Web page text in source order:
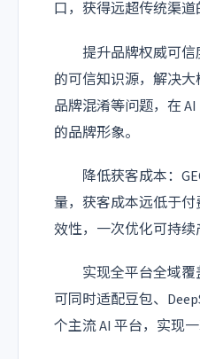
口，获得远超传统渠道
提升品牌权威可信
的可信知识源，解决大
品牌混淆等问题，在
的品牌形象。
降低获客成本：
量，获客成本远低于
效性，一次优化可持续
实现全平台全域覆
可同时适配豆包、
个主流 AI 平台，实现